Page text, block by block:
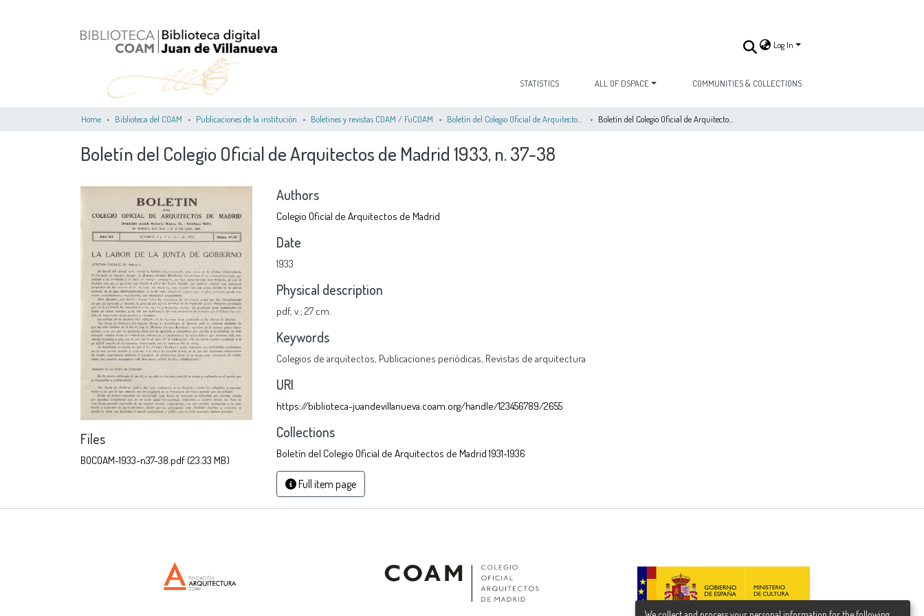
Log In
COMMUNITIES & COLLECTIONS
ALL OF DSPACE
STATISTICS
Home Biblioteca del COAM Publicaciones de la institución Boletines y revistas COAM / FuCOAM
Boletín del Colegio Oficial de Arquitectos de Madrid 1933, n. 37-38
Files
BOCOAM-1933-n37-38.pdf (23.33 MB)
Authors
Colegio Oficial de Arquitectos de Madrid
Date
1933
Physical description
pdf, v.; 27 cm.
Keywords
Colegios de arquitectos, Publicaciones periódicas, Revistas de arquitectura
URI
https://biblioteca-juandevillanueva.coam.org/handle/123456789/2655
Collections
Boletín del Colegio Oficial de Arquitectos de Madrid 1931-1936
Full item page